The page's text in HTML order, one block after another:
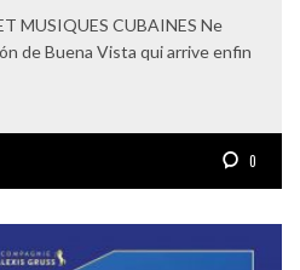
MUSIQUES CUBAINES Ne
de Buena Vista qui arrive enfin
0